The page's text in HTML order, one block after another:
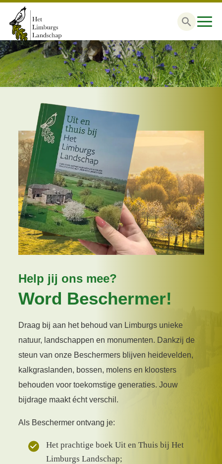
Zoek
Help jij ons mee?
Word Beschermer!
Draag bij aan het behoud van Limburgs unieke
natuur, landschappen en monumenten. Dankzij de
steun van onze Beschermers blijven heidevelden,
kalkgraslanden, bossen, molens en kloosters
behouden voor toekomstige generaties. Jouw
bijdrage maakt écht verschil.
Als Beschermer ontvang je:
Het prachtige boek Uit en Thuis bij Het
Limburgs Landschap;